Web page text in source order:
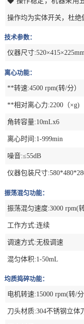
操作均为实体开关，杜绝
技术参数：
仪器尺寸
离心功能：
**转速:4500 rpm(转/分）
**相对离心力:2200（×g)
角转容量:10mLx6
离心时间:1-999min
噪音:≤55dB
仪器包装尺寸
振荡混匀功能：
振荡混匀速度:3000 rpm(
工作方式:连续
调速方式:无极调速
混匀体积:1-50mL
均质捣碎功能：
电机转速:15000 rpm(转/分
刀头材质:304不锈钢立体